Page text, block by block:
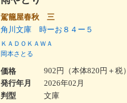
駕籠屋春秋 三
角川文庫 時ーお８４ー５
ＫＡＤＯＫＡＷＡ
岡本さとる
価格
902円（本体820円＋税）
発行年月
2026年02月
判型
文庫